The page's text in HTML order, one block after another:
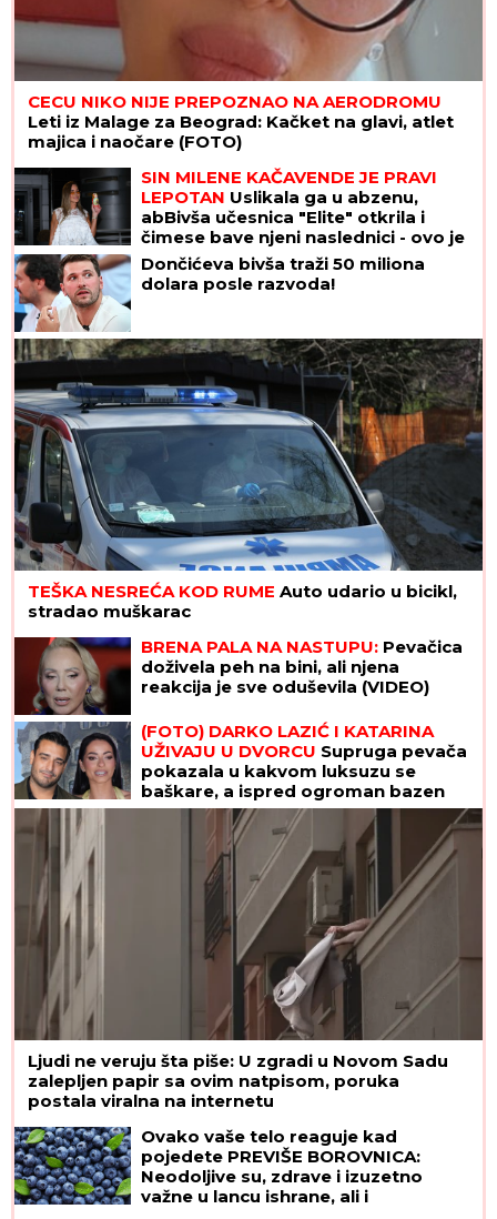
CECU NIKO NIJE PREPOZNAO NA AERODROMU
Leti iz Malage za Beograd: Kačket na glavi, atlet
majica i naočare (FOTO)
SIN MILENE KAČAVENDE JE PRAVI
LEPOTAN Uslikala ga u abzenu,
abBivša učesnica "Elite" otkrila i
čimese bave njeni naslednici - ovo je
prava ISTINA
Dončićeva bivša traži 50 miliona
dolara posle razvoda!
TEŠKA NESREĆA KOD RUME Auto udario u bicikl,
stradao muškarac
BRENA PALA NA NASTUPU: Pevačica
doživela peh na bini, ali njena
reakcija je sve oduševila (VIDEO)
(FOTO) DARKO LAZIĆ I KATARINA
UŽIVAJU U DVORCU Supruga pevača
pokazala u kakvom luksuzu se
baškare, a ispred ogroman bazen
Ljudi ne veruju šta piše: U zgradi u Novom Sadu
zalepljen papir sa ovim natpisom, poruka
postala viralna na internetu
Ovako vaše telo reaguje kad
pojedete PREVIŠE BOROVNICA:
Neodoljive su, zdrave i izuzetno
važne u lancu ishrane, ali i